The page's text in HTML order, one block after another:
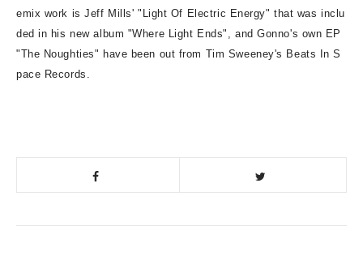
emix work is Jeff Mills' "Light Of Electric Energy" that was inclu
ded in his new album "Where Light Ends", and Gonno's own EP
"The Noughties" have been out from Tim Sweeney's Beats In S
pace Records.